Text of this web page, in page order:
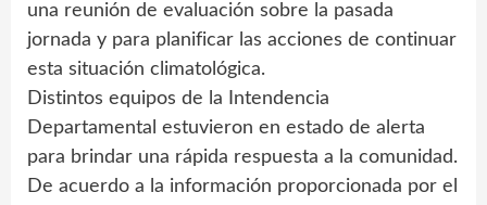
una reunión de evaluación sobre la pasada
jornada y para planificar las acciones de continuar
esta situación climatológica.
Distintos equipos de la Intendencia
Departamental estuvieron en estado de alerta
para brindar una rápida respuesta a la comunidad.
De acuerdo a la información proporcionada por el